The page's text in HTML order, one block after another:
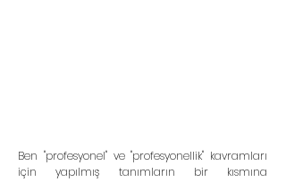
Ben "profesyonel" ve "profesyonellik" kavramları
için yapılmış tanımların bir kısmına